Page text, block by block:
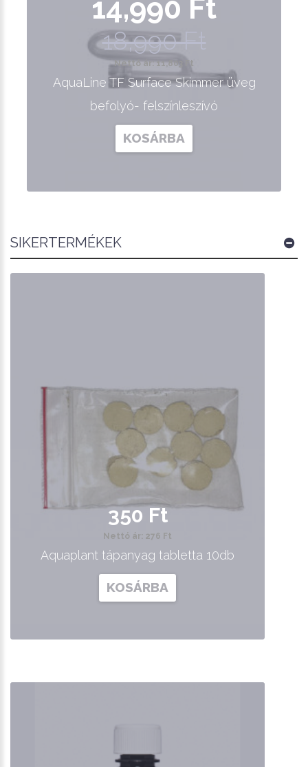
14,990 Ft
18,990 Ft
Nettó ár: 11,803 Ft
AquaLine TF Surface Skimmer üveg
befolyó- felszínleszívó
KOSÁRBA
SIKERTERMÉKEK
350 Ft
Nettó ár: 276 Ft
Aquaplant tápanyag tabletta 10db
KOSÁRBA